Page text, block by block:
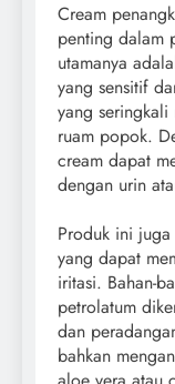
Cream
penting dalam
utamanya
yang sensitif
yang
ruam popok.
cream dapat
dengan urin
Produk ini
yang dapat
iritasi. Bahan-
petrolatum
dan
bahkan